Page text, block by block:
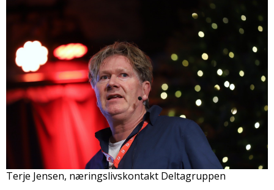
Terje Jensen, næringslivskontakt Deltagruppen